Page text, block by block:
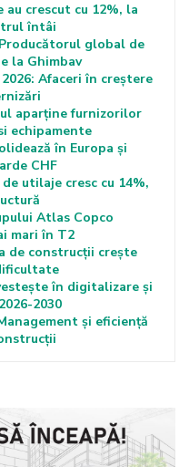
au crescut cu 12%, la
întâi
global de
la Ghimbav
Afaceri în creștere
aparține furnizorilor
echipamente
în Europa și
CHF
utilaje cresc cu 14%,
Atlas Copco
mari în T2
de construcții crește
în digitalizare și
2030
și eficiență